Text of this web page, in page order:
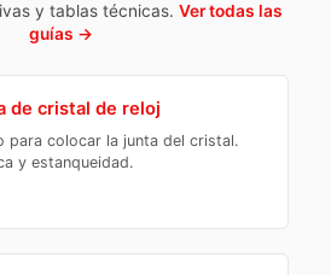
y tablas técnicas. Ver todas las
guías →
de cristal de reloj
para colocar la junta del cristal.
y estanqueidad.